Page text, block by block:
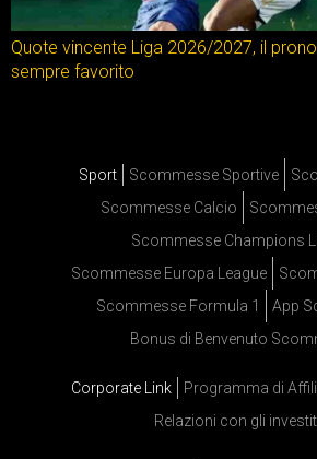
Quote vincente Liga 2026/2027, il
sempre favorito
Sport Scommesse Sportive
Scommesse Calcio
Scommesse Champions
Scommesse Europa League
Scommesse Formula 1
App
Bonus di Benvenuto
Corporate Link Programma di
Relazioni con gli